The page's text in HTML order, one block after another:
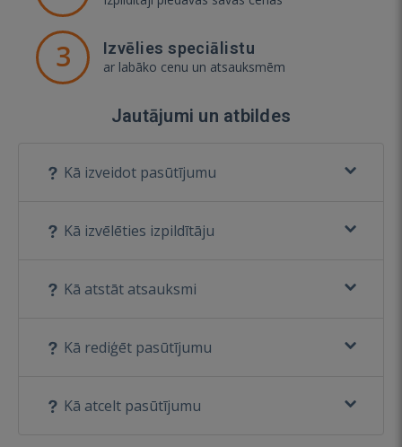
3 Izvēlies speciālistu
ar labāko cenu un atsauksmēm
Jautājumi un atbildes
Kā izveidot pasūtījumu
Kā izvēlēties izpildītāju
Kā atstāt atsauksmi
Kā rediģēt pasūtījumu
Kā atcelt pasūtījumu